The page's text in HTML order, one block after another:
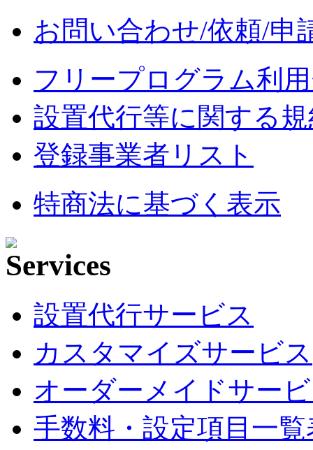
お問い合わせ/依頼/申
フリープログラム利
設置代行等に関する
登録事業者リスト
特商法に基づく表示
設置代行サービス
カスタマイズサービス
オーダーメイドサー
手数料・設定項目一覧